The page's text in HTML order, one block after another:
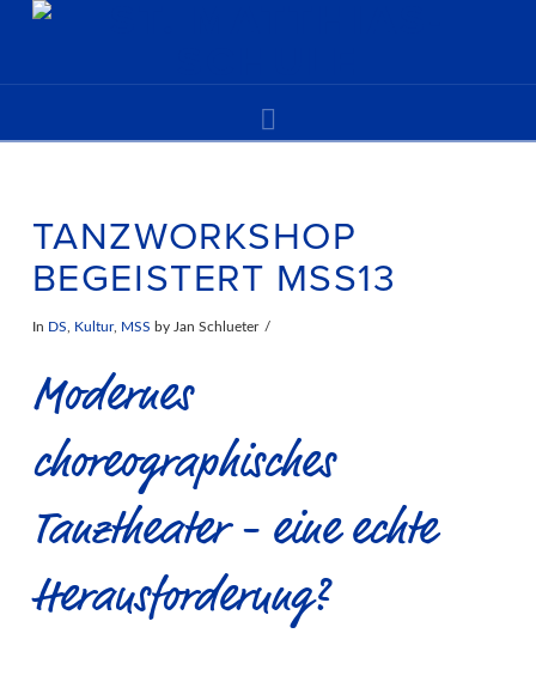
TANZWORKSHOP
BEGEISTERT MSS13
In DS Kultur, MSS by Jan Schlueter
Modernes
choreographisches
Tanztheater - eine echte
Herausforderung?